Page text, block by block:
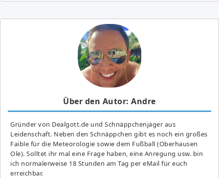
Über den Autor: Andre
Gründer von Dealgott.de und Schnäppchenjäger aus
Leidenschaft. Neben den Schnäppchen gibt es noch ein großes
Fai­ble für die Meteorologie sowie dem Fußball (Oberhausen
Ole). Solltet ihr mal eine Frage haben, eine Anregung usw. bin
ich normalerweise 18 Stunden am Tag per eMail für euch
erreichbar.